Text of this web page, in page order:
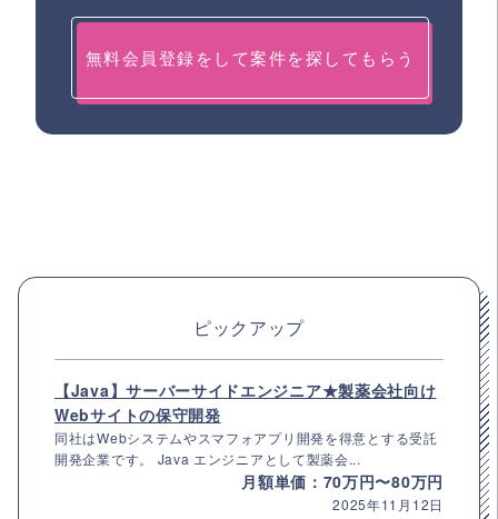
無料会員登録をして案件を探してもらう
ピックアップ
【Java】サーバーサイドエンジニア★製薬会社向け
Webサイトの保守開発
同社はWebシステムやスマフォアプリ開発を得意とする受託
開発企業です。 Java エンジニアとして製薬会...
月額単価：70万円〜80万円
2025年11月12日